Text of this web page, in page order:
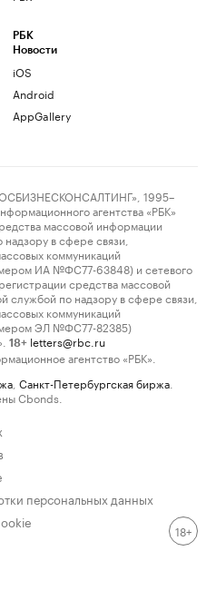
РБК
Новости
iOS
Android
AppGallery
1995–
агентства «РБК»
массовой информации
в сфере связи,
коммуникаций
ИА №ФС77-63848) и сетевого
средства массовой
по надзору в сфере связи,
коммуникаций
ЭЛ №ФС77-82385)
18+ letters@rbc.ru
агентство «РБК».
Санкт-Петербургская биржа
Cbonds.
персональных данных
18+